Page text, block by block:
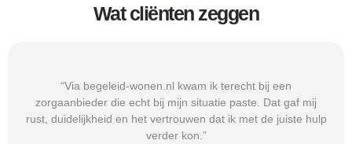
Wat cliënten zeggen
“Via begeleid-wonen.nl kwam ik terecht bij een
zorgaanbieder die echt bij mijn situatie paste. Dat gaf mij
rust, duidelijkheid en het vertrouwen dat ik met de juiste hulp
verder kon.”